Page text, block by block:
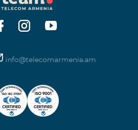
составляет 5000 драм.
тарифного плана «Смарт
info@telecomarmenia.am